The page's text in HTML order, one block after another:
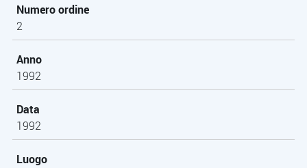
Numero ordine
2
Anno
1992
Data
1992
Luogo